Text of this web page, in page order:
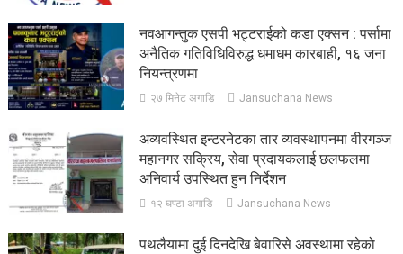
नवआगन्तुक एसपी भट्टराईको कडा एक्सन : पर्सामा
अनैतिक गतिविधिविरुद्ध धमाधम कारबाही, १६ जना
नियन्त्रणमा
२७ मिनेट अगाडि Jansuchana News
अव्यवस्थित इन्टरनेटका तार व्यवस्थापनमा वीरगञ्ज
महानगर सक्रिय, सेवा प्रदायकलाई छलफलमा
अनिवार्य उपस्थित हुन निर्देशन
१२ घण्टा अगाडि Jansuchana News
पथलैयामा दुई दिनदेखि बेवारिसे अवस्थामा रहेको